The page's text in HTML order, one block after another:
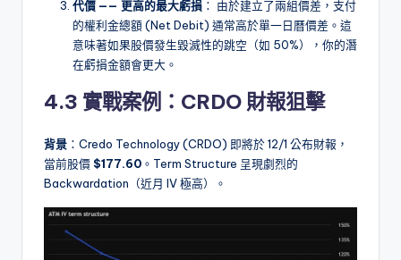
代價 —— 更高的最大虧損 ： 由於建立了兩組價差，支付
的權利金總額 (Net Debit) 通常高於單一日曆價差。這
意味著如果股價發生毀滅性的跳空（如 50%），你的潛
在虧損金額會更大。
4.3 實戰案例：CRDO 財報狙擊
背景 ：Credo Technology (CRDO) 即將於 12/1 公布財報，
當前股價 $177.60 。Term Structure 呈現劇烈的
Backwardation（近月 IV 極高）。